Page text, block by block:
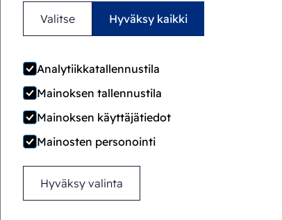
Valitse Hyväksy kaikki
Analytiikkatallennustila
Mainoksen tallennustila
Mainoksen käyttäjätiedot
Mainosten personointi
Hyväksy valinta
Blogi lapsiturvallisen
pakkauksen vaatimukset